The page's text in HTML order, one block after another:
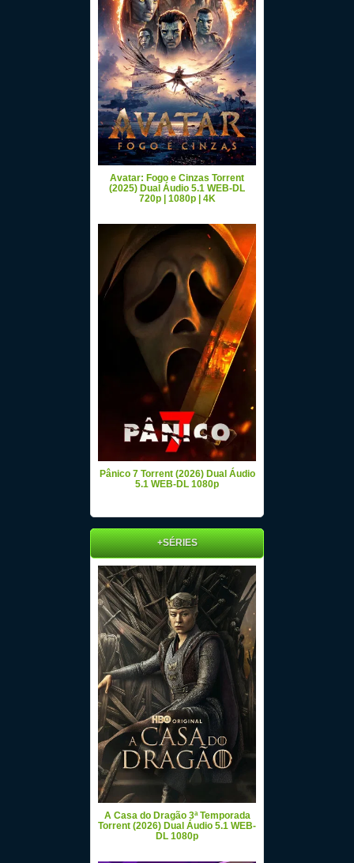
Avatar: Fogo e Cinzas Torrent
(2025) Dual Áudio 5.1 WEB-DL
720p | 1080p | 4K
Pânico 7 Torrent (2026) Dual Áudio
5.1 WEB-DL 1080p
+SÉRIES
A Casa do Dragão 3ª Temporada
Torrent (2026) Dual Áudio 5.1 WEB-
DL 1080p